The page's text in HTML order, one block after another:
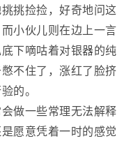
挑捡捡，好奇地问这
小伙儿则在边上一言
下嘀咕着对银器的纯
不住了，涨红了脸挤
的。
做一些常理无法解释
愿意凭着一时的感觉